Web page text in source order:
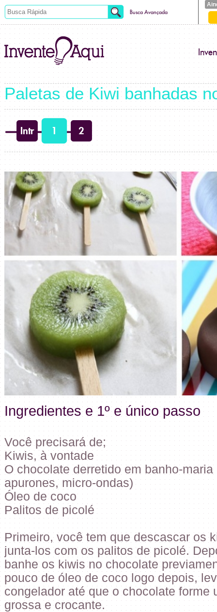
Busca Avançada
Paletas de Kiwi banhadas
Intr 1 2
Ingredientes e 1º e único passo
Você precisará de;
Kiwis, à vontade
O chocolate derretido em banho-
apurones, micro-ondas)
Óleo de coco
Palitos de picolé
Primeiro, você tem que descascar os
junta-los com os palitos de picolé.
banhe os kiwis no chocolate
pouco de óleo de coco logo depois,
congelador até que o chocolate forme
grossa e crocante.